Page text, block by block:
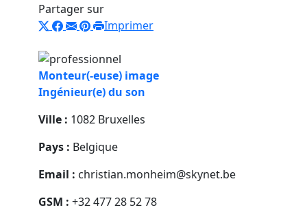
Partager sur
Imprimer
Monteur(-euse) image
Ingénieur(e) du son
Ville : 1082 Bruxelles
Pays : Belgique
Email : christian.monheim@skynet.be
GSM : +32 477 28 52 78